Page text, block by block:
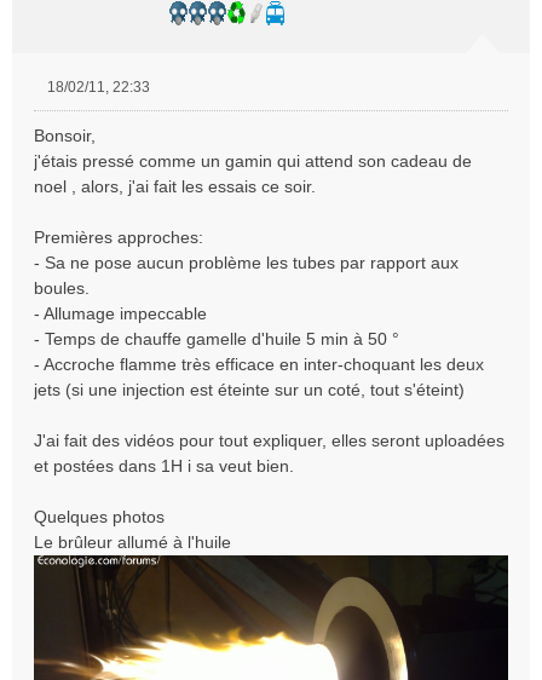
s
s
a
e
n
n
l
u
18/02/11, 22:33
Bonsoir,
j'étais pressé comme un gamin qui attend son cadeau de
noel , alors, j'ai fait les essais ce soir.
Premières approches:
- Sa ne pose aucun problème les tubes par rapport aux
boules.
- Allumage impeccable
- Temps de chauffe gamelle d'huile 5 min à 50 °
- Accroche flamme très efficace en inter-choquant les deux
jets (si une injection est éteinte sur un coté, tout s'éteint)
J'ai fait des vidéos pour tout expliquer, elles seront uploadées
et postées dans 1H i sa veut bien.
Quelques photos
Le brûleur allumé à l'huile